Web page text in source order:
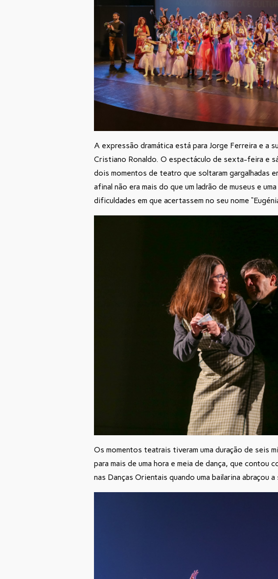
A expressão dramática está para Jorge Ferreira e a
Cristiano Ronaldo. O espectáculo de sexta-feira e
dois momentos de teatro que soltaram gargalhadas
afinal não era mais do que um ladrão de museus e
dificuldades em que acertassem no seu nome
Os momentos teatrais tiveram uma duração de seis
para mais de uma hora e meia de dança, que contou
nas Danças Orientais quando uma bailarina abraçou